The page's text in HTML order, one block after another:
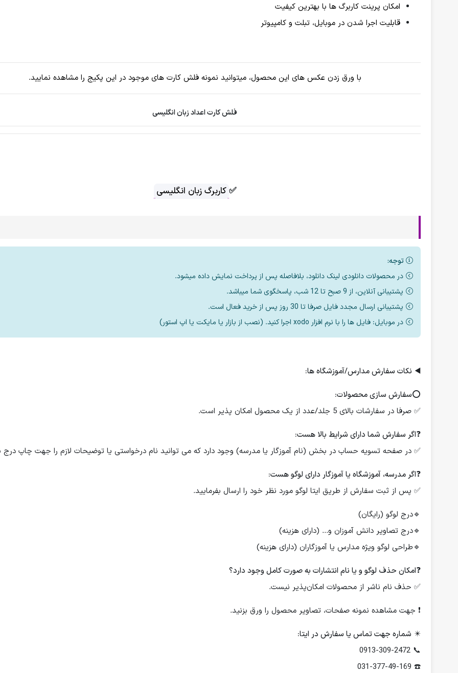
امکان پرینت کاربرگ ها با بهترین کیفیت
قابلیت اجرا شدن در موبایل، تبلت و کامپیوتر
با ورق زدن عکس های این محصول، میتوانید نمونه فلش کارت های موجود در این پکیج را مشاهده نمایید.
فلش کارت اعداد زبان انگلیسی
✅ کاربرگ زبان انگلیسی
توجه:
در محصولات دانلودی لینک دانلود، بلافاصله پس از پرداخت نمایش داده میشود.
پشتیبانی آنلاین، از 9 صبح تا 12 شب، پاسخگوی شما میباشد.
پشتیبانی ارسال مجدد فایل صرفا تا 30 روز پس از خرید فعال است.
در موبایل: فایل ها را با نرم افزار xodo اجرا کنید. (نصب از بازار یا مایکت یا اپ استور)
◀️ نکات سفارش مدارس/آموزشگاه ها:
⭕️سفارش سازی محصولات:
✅ صرفا در سفارشات بالای 5 جلد/عدد از یک محصول امکان پذیر است.
❓اگر سفارش شما دارای شرایط بالا هست:
✅ در صفحه تسویه حساب در بخش (نام آموزگار یا مدرسه) وجود دارد که می توانید نام درخواستی یا توضیحات لازم را جهت چاپ درج
❓اگر مدرسه، آموزشگاه یا آموزگار دارای لوگو هست:
✅ پس از ثبت سفارش از طریق ایتا لوگو مورد نظر خود را ارسال بفرمایید.
🔹درج لوگو (رایگان)
🔹درج تصاویر دانش آموزان و... (دارای هزینه)
🔹طراحی لوگو ویژه مدارس یا آموزگاران (دارای هزینه)
❓امکان حذف لوگو و یا نام انتشارات به صورت کامل وجود دارد؟
✅ حذف نام ناشر از محصولات امکان‌پذیر نیست.
❗️ جهت مشاهده نمونه صفحات، تصاویر محصول را ورق بزنید.
✴️ شماره جهت تماس یا سفارش در ایتا:
📞 0913-309-2472
☎️ 031-377-49-169